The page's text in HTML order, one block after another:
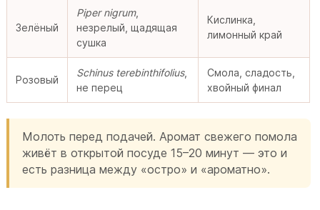
Зелёный
Piper nigrum,
незрелый, щадящая
сушка
Кислинка,
лимонный край
Розовый
Schinus terebinthifolius,
не перец
Смола, сладость,
хвойный финал
Молоть перед подачей. Аромат свежего помола
живёт в открытой посуде 15–20 минут — это и
есть разница между «остро» и «ароматно».